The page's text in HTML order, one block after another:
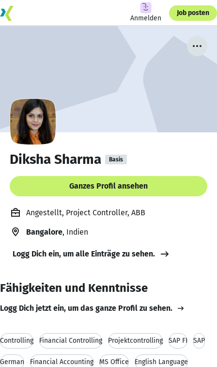
Anmelden
Job posten
Diksha Sharma Basis
Ganzes Profil ansehen
Angestellt, Project Controller, ABB
Bangalore, Indien
Logg Dich ein, um alle Einträge zu sehen.
Fähigkeiten und Kenntnisse
Logg Dich jetzt ein, um das ganze Profil zu sehen.
Controlling Financial Controlling Projektcontrolling SAP FI SAP
German Financial Accounting MS Office English Language